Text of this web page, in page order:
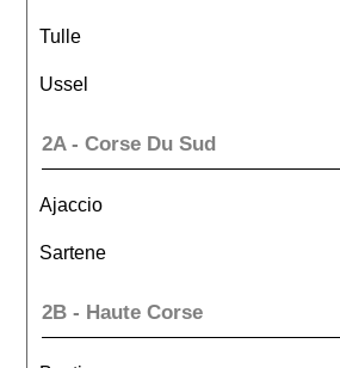
Tulle
Ussel
2A - Corse Du Sud
Ajaccio
Sartene
2B - Haute Corse